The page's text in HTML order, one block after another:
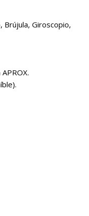
Giroscopio,